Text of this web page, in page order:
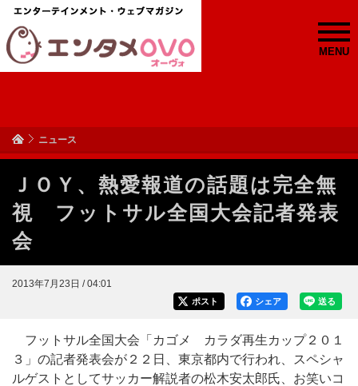
MENU
ニュース
ＪＯＹ、熱愛報道の話題は完全無
視 フットサル全国大会記者発表
会
2013年7月23日 / 04:01
送る
シェア
ポスト
フットサル全国大会「カゴメ カラダ再生カップ２０１
３」の記者発表会が２２日、東京都内で行われ、スペシャ
ルゲストとしてサッカー解説者の松木安太郎氏、お笑いコ